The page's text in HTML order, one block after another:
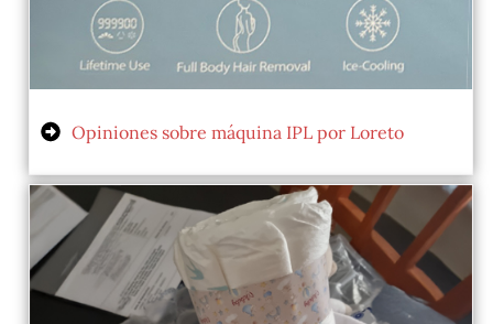
Opiniones sobre máquina IPL por Loreto